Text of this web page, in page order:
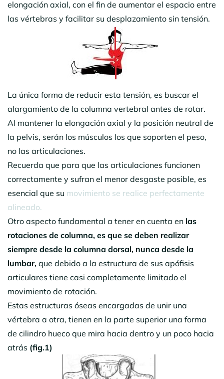
elongación axial, con el fin de aumentar el espacio entre
las vértebras y facilitar su desplazamiento sin tensión.
La única forma de reducir esta tensión, es buscar el
alargamiento de la columna vertebral antes de rotar.
Al mantener la elongación axial y la posición neutral de
la pelvis, serán los músculos los que soporten el peso,
no las articulaciones.
Recuerda que para que las articulaciones funcionen
correctamente y sufran el menor desgaste posible, es
esencial que su movimiento se realice perfectamente
alineado.
Otro aspecto fundamental a tener en cuenta en las
rotaciones de columna, es que se deben realizar
siempre desde la columna dorsal, nunca desde la
lumbar, que debido a la estructura de sus apófisis
articulares tiene casi completamente limitado el
movimiento de rotación.
Estas estructuras óseas encargadas de unir una
vértebra a otra, tienen en la parte superior una forma
de cilindro hueco que mira hacia dentro y un poco hacia
atrás (fig.1)